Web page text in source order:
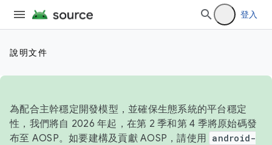
登入
說明文件
為配合主幹穩定開發模型，並確保生態系統的平台穩定
性，我們將自 2026 年起，在第 2 季和第 4 季將原始碼發
布至 AOSP。如要建構及貢獻 AOSP，請使用 android-